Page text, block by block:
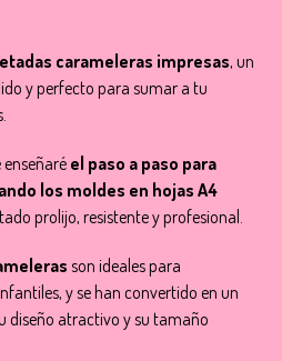
carameleras impresas, un
y perfecto para sumar a tu
el paso a paso para
los moldes en hojas A4
prolijo, resistente y profesional.
son ideales para
y se han convertido en un
diseño atractivo y su tamaño